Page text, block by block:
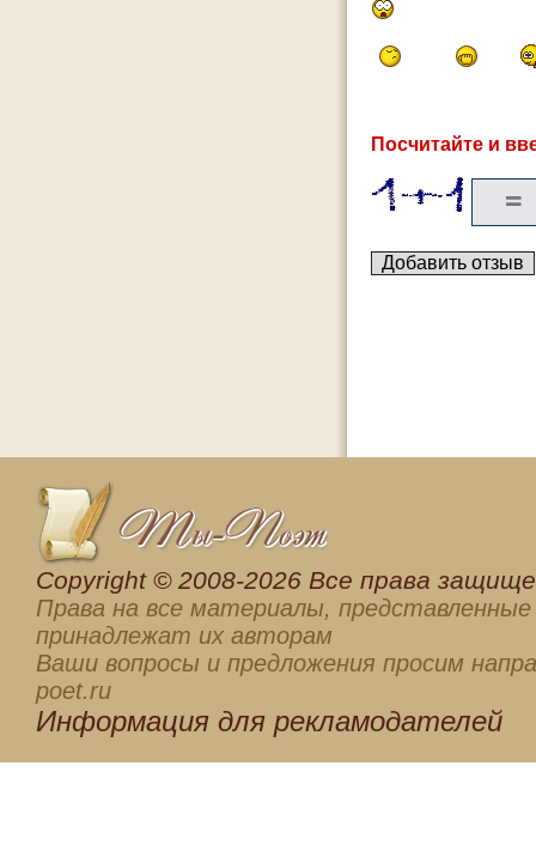
Посчитайте и
Сopyright © 2008-2026 Все права
Права на все материалы, представленные
принадлежат их авторам
Ваши вопросы и предложения просим
poet.ru
Информация для рекламодателей